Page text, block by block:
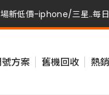
新低價-iphone/三星..每
場新低價-iphone/三星..每
方案 舊機回收 熱